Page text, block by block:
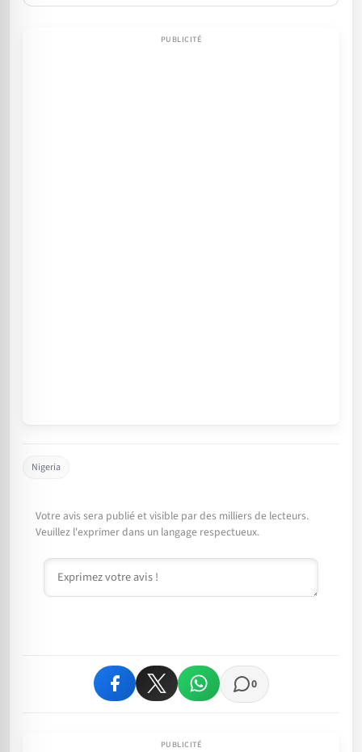
Nigeria
Votre avis sera publié et visible par des milliers de lecteurs.
Veuillez l'exprimer dans un langage respectueux.
Commentaire
0